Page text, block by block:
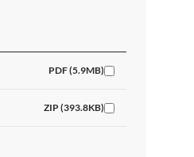
PDF (5.9MB)
ZIP (393.8KB)